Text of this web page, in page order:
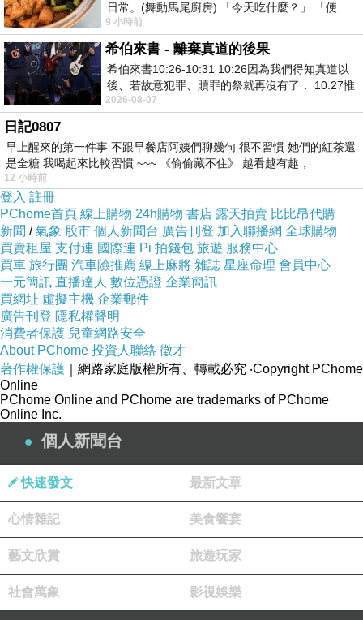
們經常可以看到巨大的LED電視牆用於展示各種
廣告內容。這些電視牆不僅能夠吸引觀眾的目
光，還能夠透過高亮度和色彩的豐富度來呈現產
品的細節和特點。想像一下，一個知名時尚品牌
在商場中使用LED電視牆展示其最新的時裝系
列。通過鮮豔的色彩和流暢的動態效果，品牌能
夠吸引顧客的目光，展示出產品的獨特魅力，並
提升品牌形象。
此外，在娛樂領域，LED電視牆也發揮著重要的
作用。在音樂會、演唱會或大型活動中，一個巨
大的LED電視牆能夠營造出震撼人心的視覺效
果，增強現場觀眾的感官體驗。例如，想像一下
在一場搖滾音樂會中，一個巨大的LED電視牆背
後呈現著動感十足的視頻和圖像，與音樂節奏同
步。這種視覺效果能夠增添音樂會的氛圍，使觀
眾更加投入，為他們帶來難以忘懷的感官體驗。
除了商業和娛樂領域，LED電視牆還在教育、控
制室和體育場館等領域中得到廣泛應用。在教育
領域，LED電視牆可以作為互動學習工具，提供
豐富的教學內容，激發學生的學習興趣。在控制
室中，LED電視牆可以實時顯示各種監控數據和
資訊，提供準確和清晰的圖像，以支援有效的決
策和操作。在體育場館中，巨大的
以顯示比賽實況、重播和統計數據，提供精彩的
觀賽體驗。
日常。(舞動馬尾廚房) 「今天吃什麼？」 「便
當？麵？還是炒飯？」 每天都在選擇
9 小時前
希伯來書 - 離棄真道的後果
希伯來書10:26-10:31 10:26因為我們得知真道以
後、若故意犯罪、贖罪的祭就再沒有了． 10:27惟
有戰懼等候審判和那燒滅眾敵人的烈火
2026-08-07
日記0807
早上醒來的第一件事 不跟早餐店阿姨們聊幾句 很不習慣 她們的紅茶還
是全糖 我喝起來比較習慣 ~~~ 《偷偷藏不住》 越看越有趣，
12 小時前
登入 註冊
PChome首頁 線上購物 24h購物 書店 露天拍賣 比比昂代購
新聞 /氣象 股市 個人新聞台 廣告刊登 加入聯播網 全球購物
買賣租屋 支付連 國際連 Pi 拍錢包 旅遊 服務中心
買車 旅行團 汽車險推薦 線上麻將 雜誌 星座命理 會員中心
一元簡訊 直播達人 數位憑證 企業簡訊
買網址 虛擬主機 企業郵件
廣告刊登 隱私權聲明
消費者保護 兒童網路安全
About PChome 投資人聯絡 徵才
著作權保護 ｜網路家庭版權所有、轉載必究 ‧Copyright PChome
Online
PChome Online and PChome are trademarks of PChome
Online Inc.
個人新聞台
快速發文 最新文章
心情雜記 美食饗宴
藝文欣賞 旅遊玩家
社會萬象 影視娛樂